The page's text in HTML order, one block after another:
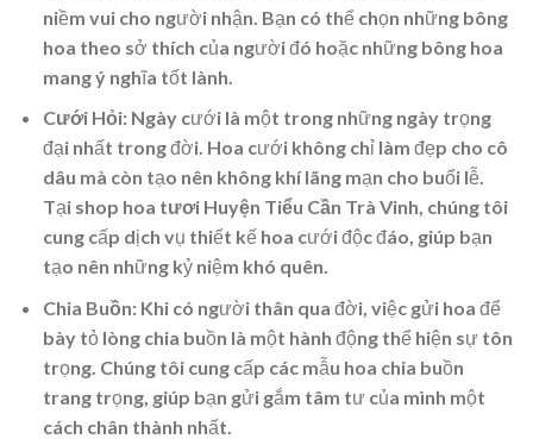
niềm vui cho người nhận. Bạn có thể chọn những bông
hoa theo sở thích của người đó hoặc những bông hoa
mang ý nghĩa tốt lành.
Cưới Hỏi: Ngày cưới là một trong những ngày trọng
đại nhất trong đời. Hoa cưới không chỉ làm đẹp cho cô
dâu mà còn tạo nên không khí lãng mạn cho buổi lễ.
Tại shop hoa tươi Huyện Tiểu Cần Trà Vinh, chúng tôi
cung cấp dịch vụ thiết kế hoa cưới độc đáo, giúp bạn
tạo nên những kỷ niệm khó quên.
Chia Buồn: Khi có người thân qua đời, việc gửi hoa để
bày tỏ lòng chia buồn là một hành động thể hiện sự tôn
trọng. Chúng tôi cung cấp các mẫu hoa chia buồn
trang trọng, giúp bạn gửi gắm tâm tư của mình một
cách chân thành nhất.